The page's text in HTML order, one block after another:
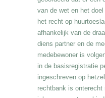
van de wet en het
het recht op
afhankelijk van de
diens partner en de
medebewoner is
in de basisregistratie
ingeschreven op
rechtbank is onterecht